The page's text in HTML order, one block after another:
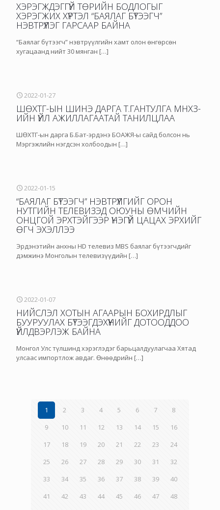
ХЭРЭГЖДЭГГҮЙ ТӨРИЙН БОДЛОГЫГ
ХЭРЭГЖИХ ХҮРТЭЛ “БАЯЛАГ БҮТЭЭГЧ”
НЭВТРҮҮЛЭГ ГАРСААР БАЙНА
“Баялаг бүтээгч” нэвтрүүлгийн хамт олон өнгөрсөн
хугацаанд нийт 30 мянган […]
2022-01-27
ШӨХТГ-ЫН ШИНЭ ДАРГА Т.ГАНТУЛГА МНХЗ-
ИЙН ҮЙЛ АЖИЛЛАГААТАЙ ТАНИЛЦЛАА
ШӨХТГ-ын дарга Б.Бат-эрдэнэ БОАЖЯ-ы сайд болсон нь
Мэргэжлийн нэгдсэн холбоодын […]
2022-01-15
“БАЯЛАГ БҮТЭЭГЧ” НЭВТРҮҮЛГИЙГ ОРОН
НУТГИЙН ТЕЛЕВИЗЭД ОЮУНЫ ӨМЧИЙН
ОНЦГОЙ ЭРХТЭЙГЭЭР ҮНЭГҮЙ ЦАЦАХ ЭРХИЙГ
ӨГЧ ЭХЭЛЛЭЭ
Эрдэнэтийн анхны HD телевиз MBS баялаг бүтээгчдийг
дэмжинэ Монголын телевизүүдийн […]
2022-01-07
НИЙСЛЭЛ ХОТЫН АГААРЫН БОХИРДЛЫГ
БУУРУУЛАХ БҮТЭЭГДЭХҮҮНИЙГ ДОТООДДОО
ҮЙЛДВЭРЛЭЖ БАЙНА
Монгол Улс түлшинд хэрэглэдэг барьцалдуулагчаа Хятад
улсаас импортлож авдаг. Өнөөдрийн […]
1 2 3 4 5 6 7
8
9
10 11 12 13 14 15
16
17
18 19 20 21 22 23
24
25
26 27 28 29 30 31
32
33
34 35 36 37 38 39
40
41
42 43 44 45 46 47
48